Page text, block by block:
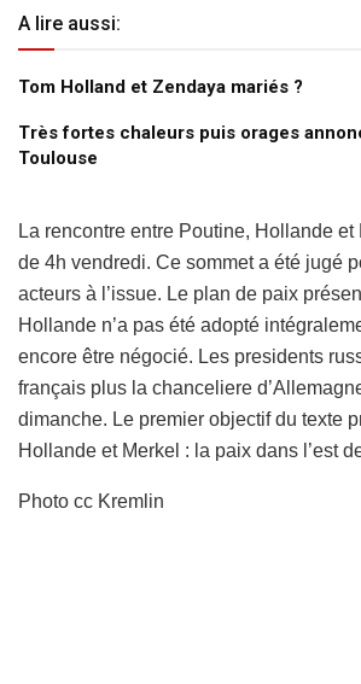
A lire aussi:
Tom Holland et Zendaya mariés ?
Très fortes chaleurs puis orages
Toulouse
La rencontre entre Poutine, Hollande
de 4h vendredi. Ce sommet a été jugé
acteurs à l’issue. Le plan de paix
Hollande n’a pas été adopté
encore être négocié. Les presidents
français plus la chanceliere
dimanche. Le premier objectif du texte
Hollande et Merkel : la paix dans l’est
Photo cc Kremlin